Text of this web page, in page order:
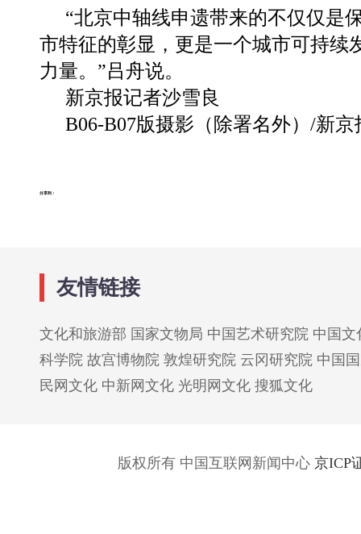
“北京中轴线申遗带来的不仅仅是
市特征的彰显，更是一个城市可持续
力量。”吕舟说。
新京报记者沙雪良
B06-B07版摄影（除署名外）/新
分享到：
友情链接
文化和旅游部 国家文物局 中国艺术研究院 中国文
科学院 故宫博物院 敦煌研究院 云冈研究院 中国
民网文化 中新网文化 光明网文化 搜狐文化
版权所有 中国互联网新闻中心 京ICP